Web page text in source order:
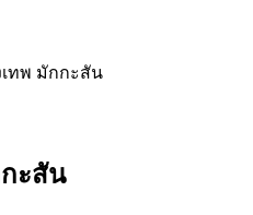
เทพ มักกะสัน
ะสัน